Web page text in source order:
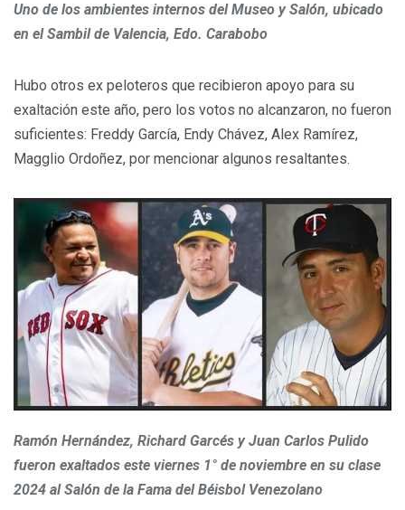
Uno de los ambientes internos del Museo y Salón, ubicado
en el Sambil de Valencia, Edo. Carabobo
Hubo otros ex peloteros que recibieron apoyo para su
exaltación este año, pero los votos no alcanzaron, no fueron
suficientes: Freddy García, Endy Chávez, Alex Ramírez,
Magglio Ordoñez, por mencionar algunos resaltantes.
Ramón Hernández, Richard Garcés y Juan Carlos Pulido
fueron exaltados este viernes 1° de noviembre en su clase
2024 al Salón de la Fama del Béisbol Venezolano